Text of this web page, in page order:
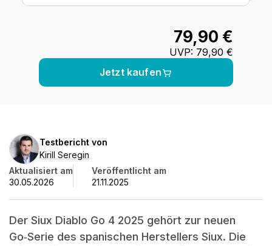
79,90 €
UVP: 79,90 €
Jetzt kaufen
Kirill
Seregin
Testbericht von
Kirill Seregin
Aktualisiert am
30.05.2026
Veröffentlicht am
21.11.2025
Der Siux Diablo Go 4 2025 gehört zur neuen
Go‑Serie des spanischen Herstellers Siux. Die